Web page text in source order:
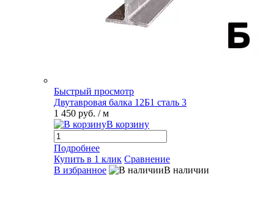
Быстрый просмотр
Двутавровая балка 12Б1 сталь 3
1 450 руб. / м
В корзину
Подробнее
Купить в 1 клик Сравнение
В избранное
В наличии